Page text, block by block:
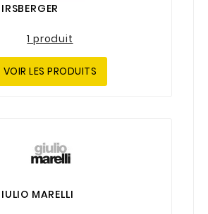
1 produit
VOIR LES PRODUITS
MARELLI